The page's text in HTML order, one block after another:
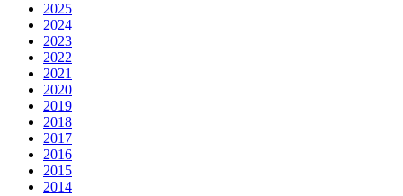
2025
2024
2023
2022
2021
2020
2019
2018
2017
2016
2015
2014